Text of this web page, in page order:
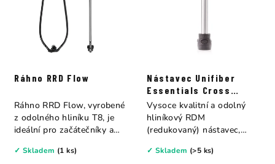
Ráhno RRD Flow
✓ Skladem (1 ks)
Ráhno RRD Flow, vyrobené
z odolného hliníku T8, je
ideální pro začátečníky a
Nástavec Unifiber
Essentials Cross
Pulley RDM
✓ Skladem (>5 ks)
Vysoce kvalitní a odolný
hliníkový RDM
(redukovaný) nástavec,